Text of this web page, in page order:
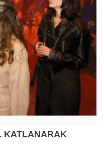
KATLANARAK